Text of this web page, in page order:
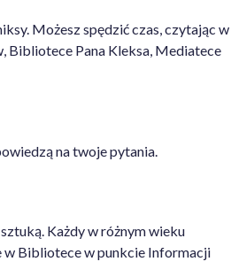
Możesz spędzić czas, czytając w
Bibliotece Pana Kleksa, Mediatece
na twoje pytania.
Każdy w różnym wieku
w Bibliotece w punkcie Informacji